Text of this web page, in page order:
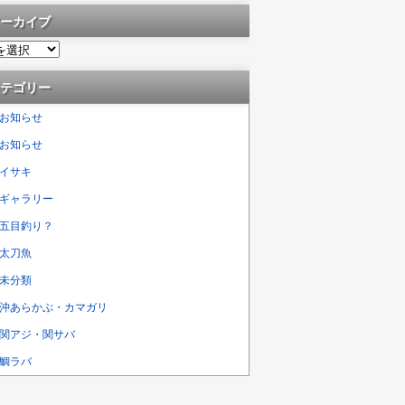
カイブ
ゴリー
お知らせ
お知らせ
イサキ
ギャラリー
五目釣り？
太刀魚
未分類
沖あらかぶ・カマガリ
関アジ・関サバ
鯛ラバ